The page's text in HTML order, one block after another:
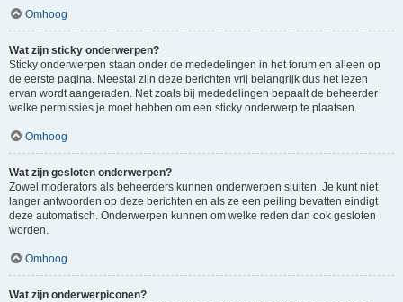
Omhoog
Wat zijn sticky onderwerpen?
Sticky onderwerpen staan onder de mededelingen in het forum en alleen op
de eerste pagina. Meestal zijn deze berichten vrij belangrijk dus het lezen
ervan wordt aangeraden. Net zoals bij mededelingen bepaalt de beheerder
welke permissies je moet hebben om een sticky onderwerp te plaatsen.
Omhoog
Wat zijn gesloten onderwerpen?
Zowel moderators als beheerders kunnen onderwerpen sluiten. Je kunt niet
langer antwoorden op deze berichten en als ze een peiling bevatten eindigt
deze automatisch. Onderwerpen kunnen om welke reden dan ook gesloten
worden.
Omhoog
Wat zijn onderwerpiconen?